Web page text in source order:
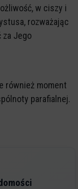
w ciszy i
rozważając
za Jego
również moment
parafialnej.